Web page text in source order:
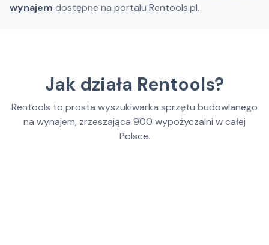
wynajem dostępne na portalu Rentools.pl.
Jak działa Rentools?
Rentools to prosta wyszukiwarka sprzętu budowlanego
na wynajem, zrzeszająca 900 wypożyczalni w całej
Polsce.